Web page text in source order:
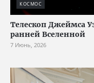
КОСМОС
Телескоп Джеймса
ранней Вселенной
7 Июнь, 2026